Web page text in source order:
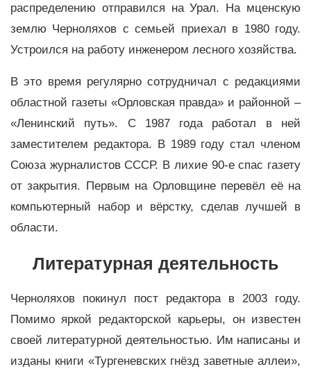
распределению отправился на Урал. На мценскую
землю Черноляхов с семьей приехал в 1980 году.
Устроился на работу инженером лесного хозяйства.
В это время регулярно сотрудничал с редакциями
областной газеты «Орловская правда» и районной –
«Ленинский путь». С 1987 года работал в ней
заместителем редактора. В 1989 году стал членом
Союза журналистов СССР. В лихие 90-е спас газету
от закрытия. Первым на Орловщине перевёл её на
компьютерный набор и вёрстку, сделав лучшей в
области.
Литературная деятельность
Черноляхов покинул пост редактора в 2003 году.
Помимо яркой редакторской карьеры, он известен
своей литературной деятельностью. Им написаны и
изданы книги «Тургеневских гнёзд заветные аллеи»,